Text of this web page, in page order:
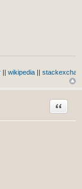
|| wikipedia ||
Zitat